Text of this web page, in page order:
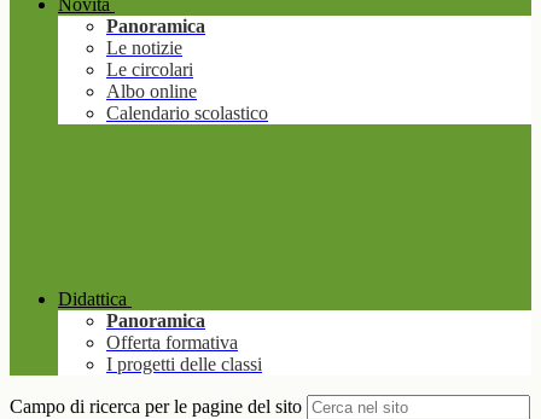
Novità
Panoramica
Le notizie
Le circolari
Albo online
Calendario scolastico
Didattica
Panoramica
Offerta formativa
I progetti delle classi
Campo di ricerca per le pagine del sito